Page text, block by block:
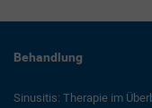
Behandlung
Sinusitis: Therapie im